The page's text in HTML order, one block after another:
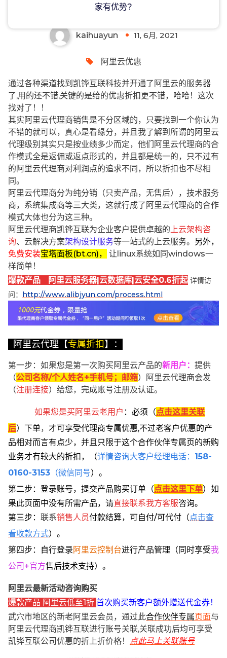
家有优势?
kaihuayun 11, 6月, 2021
阿里云优惠
通过各种渠道找到凯铧互联科技并开通了阿里云的服务器
了,用的还不错,关键的是给的优惠折扣更不错，哈哈！这次
找对了！！
其实阿里云代理商销售是不分区域的，只要找到一个你认为
不错的就可以，真心是看缘分，并且我了解到所谓的阿里云
代理级别其实只是按业绩多少而定，他们阿里云代理商的合
作模式全是返佣或返点形式的，并且都是统一的，只不过有
的阿里云代理商对利润点的追求不同，所以折扣也不尽相
同。
阿里云代理商分为纯分销（只卖产品，无售后），技术服务
商，系统集成商等三大类，这就行成了阿里云代理商的合作
模式大体也分为这三种。
阿里云代理商凯铧互联为企业客户提供卓越的 上云架构咨
询、云解决方案架构设计服务等一站式的上云服务。 另外，
免费安装宝塔面板(bt.cn)，
让linux系统如同windows一
样简单！
爆款产品 阿里云服务器|云数据库|云安全0.6折起 详情访
问： http://www.alibjyun.com/process.html
阿里云代理【专属折扣】：
第一步：如果您是第一次购买阿里云产品的新用户 ： 提供
（公司名称/个人姓名+手机号；邮箱）阿里云代理商会发
（注册连接）给您，完成账号注册及认证。
如果您是买阿里云老用户 ： 必须 （点击这里关联
后） 下单， 才可享受代理商专属优惠,不过老客户优惠的产
品相对而言有点少，并且只限于这个合作伙伴专属页的新购
业务才有较大的折扣，
（详情咨询大客户经理电话： 158-
0160-3153 （微信同号）。
第二步：登录账号，提交产品购买订单（点击这里下单） 如
果此页面中没有所需产品，请直接联系我方客服咨询。
第三步： 联系销售人员付款结算，可自付/可代付（点击查
看收款方式）。
第四步：自行登录阿里云控制台进行产品管理（同时享受我
公司+官方售后技术支持）。
阿里云最新活动咨询购买
爆款产品 阿里云低至1折 首次购买新客户额外赠送代金券！
武穴市地区的新老阿里云会员，通过此合作伙伴专属页面与
阿里云代理商凯铧互联进行账号关联,关联成功后均可享受
凯铧互联公司优惠的折上折价格！
点此马上关联账号